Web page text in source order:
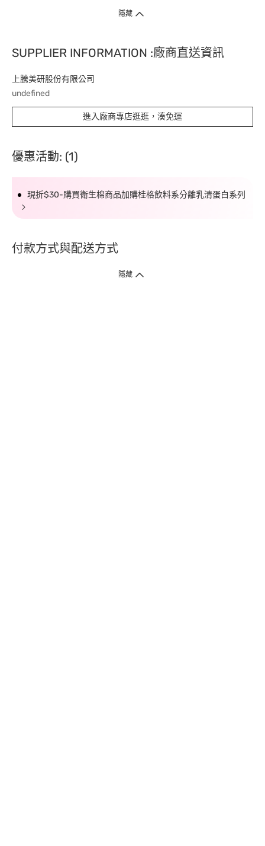
隱藏
SUPPLIER INFORMATION :廠商直送資訊
上騰美研股份有限公司
undefined
進入廠商專店逛逛，湊免運
優惠活動: (1)
現折$30-購買衛生棉商品加購桂格飲料系分離乳清蛋白系列
付款方式與配送方式
隱藏